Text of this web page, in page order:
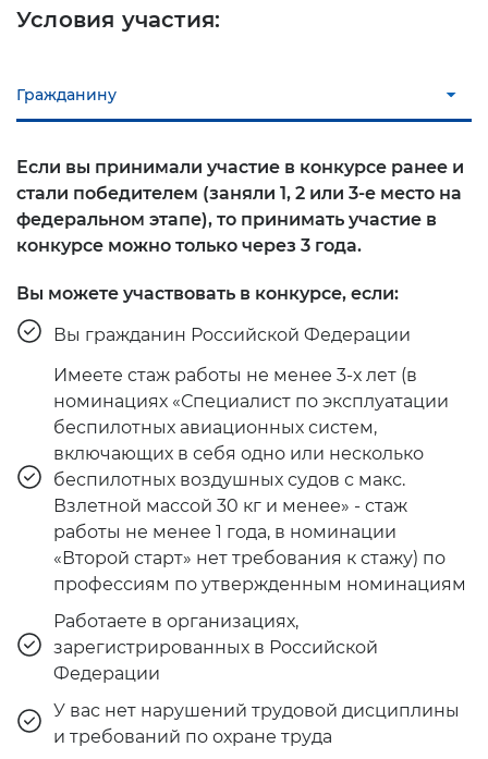
Условия участия:
Гражданину
Если вы принимали участие в конкурсе ранее и
стали победителем (заняли 1, 2 или 3-е место на
федеральном этапе), то принимать участие в
конкурсе можно только через 3 года.
Вы можете участвовать в конкурсе, если:
Вы гражданин Российской Федерации
Имеете стаж работы не менее 3-х лет (в
номинациях «Специалист по эксплуатации
беспилотных авиационных систем,
включающих в себя одно или несколько
беспилотных воздушных судов с макс.
Взлетной массой 30 кг и менее» - стаж
работы не менее 1 года, в номинации
«Второй старт» нет требования к стажу) по
профессиям по утвержденным номинациям
Работаете в организациях,
зарегистрированных в Российской
Федерации
У вас нет нарушений трудовой дисциплины
и требований по охране труда